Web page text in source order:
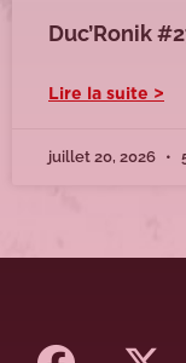
Duc’Ronik
Lire la suite >
juillet 20, 2026